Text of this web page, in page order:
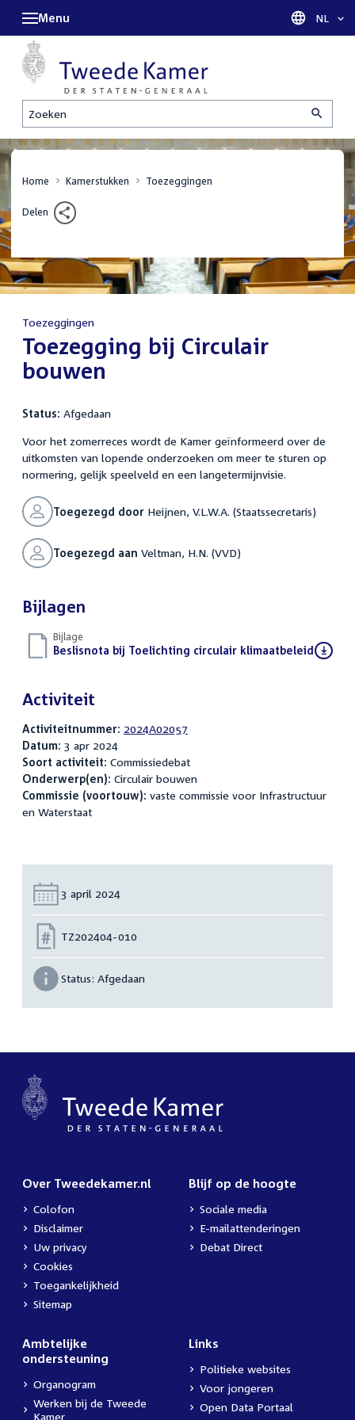
Zoeken
Menu Taal
NL
Home Kamerstukken Toezeggingen
Delen
Toezeggingen
:Toezegging bij Circulair
bouwen
Status: Afgedaan
Voor het zomerreces wordt de Kamer geïnformeerd over de
uitkomsten van lopende onderzoeken om meer te sturen op
normering, gelijk speelveld en een langetermijnvisie.
Toegezegd doorHeijnen, V.L.W.A. (Staatssecretaris)
Toegezegd aan Veltman, H.N. (VVD)
Bijlagen
Bijlage
Download
Beslisnota bij Toelichting circulair klimaatbeleid(PDF)
Activiteit
Activiteitnummer: 2024A02057
Datum: 3 apr 2024
Soort activiteit: Commissiedebat
Onderwerp(en): Circulair bouwen
Commissie (voortouw): vaste commissie voor Infrastructuur
en Waterstaat
Datum:
3 april 2024
Nummer:
TZ202404-010
Status: Afgedaan
Over Tweedekamer.nl
Colofon
Disclaimer
Uw privacy
Cookies
Toegankelijkheid
Sitemap
Blijf op de hoogte
Sociale media
E-mailattenderingen
Debat Direct
Ambtelijke
ondersteuning
Organogram
Werken bij de Tweede
Kamer
Links
Politieke websites
Voor jongeren
Open Data Portaal